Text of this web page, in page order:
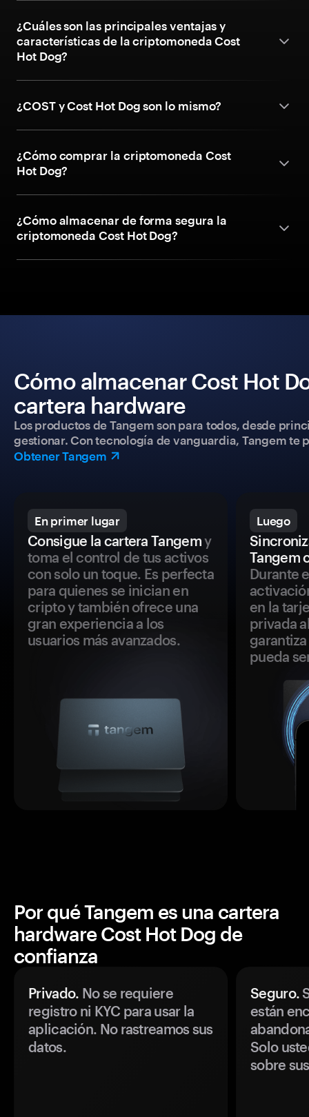
¿Cuáles son las principales ventajas y
características de la criptomoneda Cost
Hot Dog?
¿COST y Cost Hot Dog son lo mismo?
¿Cómo comprar la criptomoneda Cost
Hot Dog?
¿Cómo almacenar de forma segura la
criptomoneda Cost Hot Dog?
Cómo almacenar Cost Hot
cartera hardware
Los productos de Tangem son para todos, desde
gestionar. Con tecnología de vanguardia, Tangem
Obtener Tangem
En primer lugar
Consigue la cartera Tangemy
toma el control de tus activos
con solo un toque. Es perfecta
para quienes se inician en
cripto y también ofrece una
gran experiencia a los
usuarios más avanzados.
Luego
Tangem
Durante
en la
privada
pueda
Por qué Tangem es una cartera
hardware Cost Hot Dog de
confianza
Privado. No se requiere
registro ni KYC para usar la
aplicación. No rastreamos sus
datos.
Seguro.
están
Solo
sobre